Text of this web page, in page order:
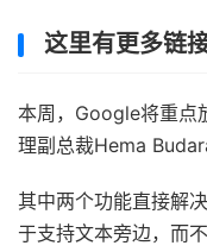
这里有更多链
本周，Google将重点
理副总裁Hema
其中两个功能直接解
于支持文本旁边，而